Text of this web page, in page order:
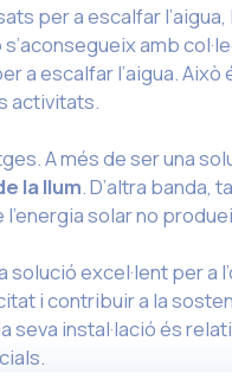
per a escalfar
amb
a escalfar l’aigua.
activitats.
A més de ser una
la llum . D’altra
l’energia solar no
excel·lent per a
i contribuir a la
seva instal·lació és